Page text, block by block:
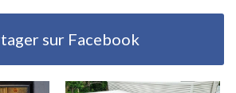
sur Facebook